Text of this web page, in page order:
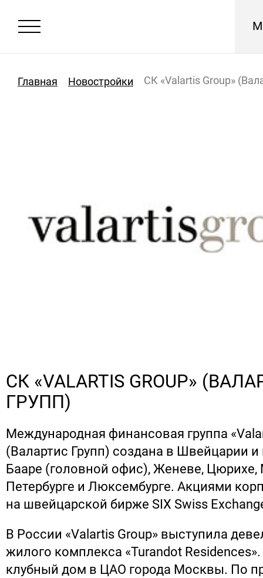
Главная Новостройки СК «Valartis Group»
СК «VALARTIS GROUP»
ГРУПП)
Международная финансовая группа
(Валартис Групп) создана в Швейцарии
Бааре (головной офис), Женеве, Цюрихе,
Петербурге и Люксембурге. Акциями
на швейцарской бирже SIX Swiss
В России «Valartis Group» выступила
жилого комплекса «Turandot
клубный дом в ЦАО города Москвы. По